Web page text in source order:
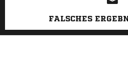
FALSCHES